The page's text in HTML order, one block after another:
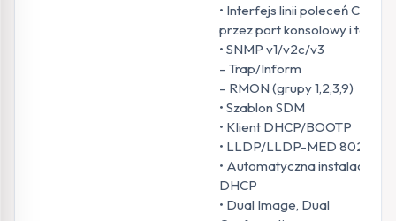
• Interfejs linii poleceń CLI
przez port konsolowy i telnet
• SNMP v1/v2c/v3
– Trap/Inform
– RMON (grupy 1,2,3,9)
• Szablon SDM
• Klient DHCP/BOOTP
• LLDP/LLDP-MED 802.1ab
• Automatyczna instalacja
DHCP
• Dual Image, Dual